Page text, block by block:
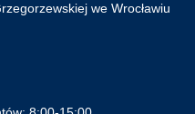
we Wrocławiu